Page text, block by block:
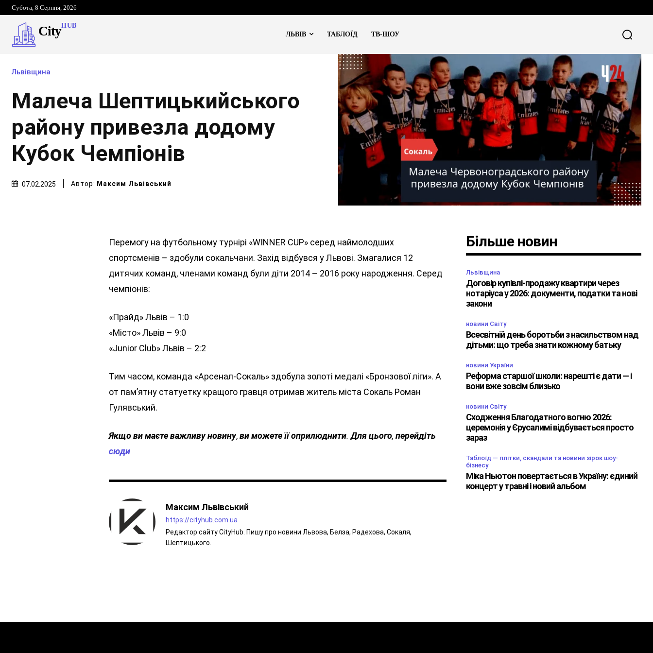
Субота, 8 Серпня, 2026
CityHUB
ЛЬВІВ
ТАБЛОЇД ТВ-ШОУ
Львівщина
Малеча Шептицькийського
району привезла додому
Кубок Чемпіонів
07.02.2025 Автор: Максим Львівський
Перемогу на футбольному турнірі «WINNER CUP» серед наймолодших
спортсменів – здобули сокальчани. Захід відбувся у Львові. Змагалися 12
дитячих команд, членами команд були діти 2014 – 2016 року народження. Серед
чемпіонів:
«Прайд» Львів – 1:0
«Місто» Львів – 9:0
«Junior Club» Львів – 2:2
Тим часом, команда «Арсенал-Сокаль» здобула золоті медалі «Бронзової ліги». А
от пам’ятну статуетку кращого гравця отримав житель міста Сокаль Роман
Гулявський.
Якщо ви маєте важливуновину,ви можете їїоприлюднити. Для цього,перейдіть
сюди
Максим Львівський
https://cityhub.com.ua
Редактор сайту CityHub. Пишу про новини Львова, Белза, Радехова, Сокаля,
Шептицького.
Більше новин
Львівщина
Договір купівлі-продажу квартири через
нотаріуса у 2026: документи, податки та нові
закони
новини Світу
Всесвітній день боротьби з насильством над
дітьми: що треба знати кожному батьку
новини України
Реформа старшої школи: нарешті є дати — і
вони вже зовсім близько
новини Світу
Сходження Благодатного вогню 2026:
церемонія у Єрусалимі відбувається просто
зараз
Таблоїд — плітки, скандали та новини зірок шоу-
бізнесу
Міка Ньютон повертається в Україну: єдиний
концерт у травні і новий альбом